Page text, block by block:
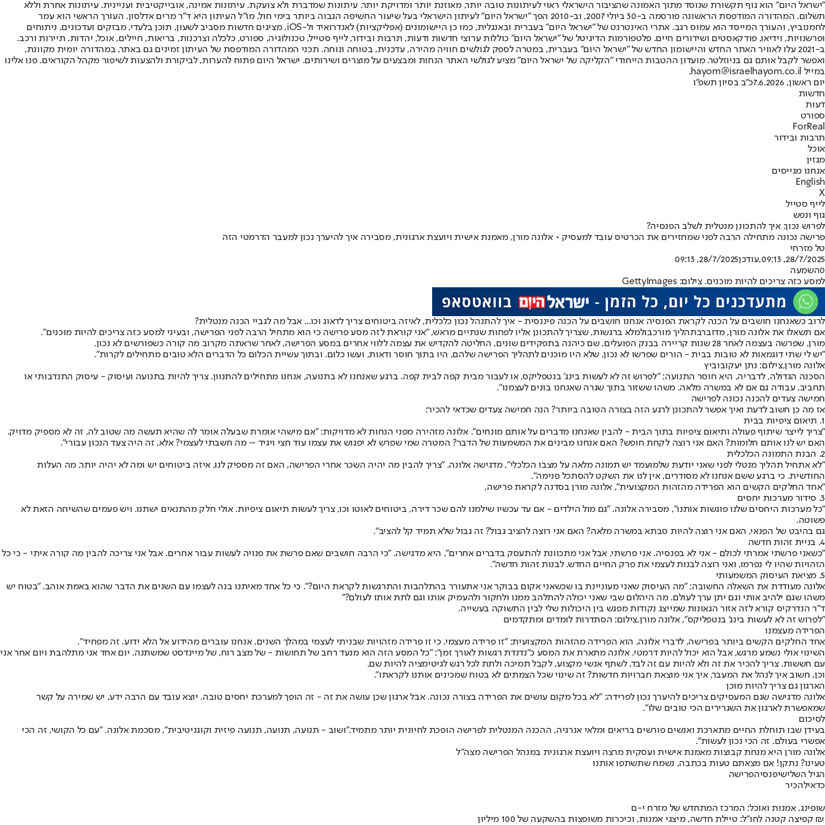
"ישראל היום" הוא גוף תקשורת שנוסד מתוך האמונה שהציבור הישראלי ראוי לעיתונות טובה יותר, מאוזנת יותר ומדויקת יותר. עיתונות שמדברת ולא צועקת. עיתונות אמינה, אובייקטיבית ועניינית. עיתונות אחרת וללא
תשלום. המהדורה המודפסת הראשונה פורסמה ב-30 ביולי 2007, וב-2010 הפך "ישראל היום" לעיתון הישראלי בעל שיעור החשיפה הגבוה ביותר בימי חול. מו"ל העיתון היא ד"ר מרים אדלסון. העורך הראשי הוא עמר
לחמנוביץ, והעורך המייסד הוא עמוס רגב. אתרי האינטרנט של "ישראל היום" בעברית ובאנגלית, כמו כן היישומונים (אפליקציות) לאנדרואיד ול-iOS, מציגים חדשות מסביב לשעון, תוכן בלעדי, מבזקים ועדכונים, ניתוחים
ופרשנויות, וידיאו, פודקאסטים ושידורים חיים. פלטפורמות הדיגיטל של "ישראל היום" כוללות ערוצי חדשות ודעות, תרבות ובידור, לייף סטייל, טכנולוגיה, ספורט, כלכלה וצרכנות, בריאות, חיילים, אוכל, יהדות, תיירות ורכב.
ב-2021 עלו לאוויר האתר החדש והיישומון החדש של "ישראל היום" בעברית, במטרה לספק לגולשים חוויה מהירה, עדכנית, בטוחה ונוחה. תכני המהדורה המודפסת של העיתון זמינים גם באתר, במהדורה יומית מקוונת,
ואפשר לקבל אותם גם בניוזלטר. מועדון ההטבות הייחודי "הקליקה של ישראל היום" מציע לגולשי האתר הנחות ומבצעים על מוצרים ושירותים. ישראל היום פתוח להערות, לביקורת ולהצעות לשיפור מקהל הקוראים. פנו אלינו
במייל hayom@israelhayom.co.il.
יום ראשון, 7.6.2026
כ"ב בסיון תשפ"ו
חדשות
דעות
ספורט
ForReal
תרבות ובידור
אוכל
מגזין
אנחנו מגייסים
English
X
לייף סטייל
גוף ונפש
לפרוש נכון: איך להתכונן מנטלית לשלב הפנסיה?
פרישה נכונה מתחילה הרבה לפני שמחזירים את הכרטיס עובד למעסיק • אלונה מורן, מאמנת אישית ויועצת ארגונית, מסבירה איך להיערך נכון למעבר הדרמטי הזה
טל מזרחי
28/7/2025, 09:13
,עודכן28/7/2025, 09:13
0השמעה
למסע כזה צריכים להיות מוכנים. צילום: GettyImages
לרוב כשאנחנו חושבים על הכנה לקראת הפנסיה אנחנו חושבים על הכנה פיננסית - איך להתנהל נכון כלכלית, לאיזה ביטוחים צריך לדאוג וכו... אבל מה לגביי הכנה מנטלית?
אם תשאלו את אלונה מורן, מדוברבתהליך מורכבולמלא ברגשות, שצריך להתכונן אליו לפחות שנתיים מראש, "אני קוראת לזה מסע פרישה כי הוא מתחיל הרבה לפני הפרישה, ובעיני למסע כזה צריכים להיות מוכנים".
מורן, שפרשה בעצמה לאחר 28 שנות קריירה בבנק הפועלים, שם כיהנה בתפקידים שונים, החליטה להקדיש את עצמה ללווי אחרים במסע הפרישה, לאחר שראתה מקרוב מה קורה כשפורשים לא נכון.
"יש לי שתי דוגמאות לא טובות בבית - הורים שפרשו לא נכון, שלא היו מוכנים לתהליך הפרישה שלהם, היו בתוך חוסר ודאות, ועשו כלום. ובתוך עשיית הכלום כל הדברים הלא טובים מתחילים לקרות".
אלונה מורן,צילום: נתן יעקובוביץ
הסכנה הגדולה, לדבריה, היא חוסר התנועה: "לפרוש זה לא לעשות בינג' בנטפליקס, או לעבור מבית קפה לבית קפה. ברגע שאנחנו לא בתנועה, אנחנו מתחילים להתנוון. צריך להיות בתנועה ועיסוק - עיסוק התנדבותי או
תחביב, עבודה גם אם לא במשרה מלאה. משהו ששזור בתוך שגרה שאנחנו בונים לעצמנו".
חמישה צעדים להכנה נכונה לפרישה
אז מה כן חשוב לדעת ואיך אפשר להתכונן לרגע הזה בצורה הטובה ביותר? הנה חמישה צעדים שכדאי להכיר:
1. תיאום ציפיות בבית
"צריך לייצר שיתוף פעולה ותיאום ציפיות בתוך הבית - להבין שאנחנו מדברים על אותם מונחים". אלונה מזהירה מפני הנחות לא מדויקות: "אם מישהי אומרת שבעלה אומר לה שהיא תעשה מה שטוב לה, זה לא מספיק מדויק.
האם יש לנו אותם חלומות? האם אני רוצה לקחת חופש? האם אנחנו מבינים את המשמעות של הדבר? המטרה שמי שפרש לא יפגוש את עצמו עוד חצי ויגיד – מה חשבתי לעצמי? אלא, זה היה צעד הנכון עבורי".
2. הבנת התמונה הכלכלית
"לא אתחיל תהליך מנטלי לפני שאני יודעת שלמועמד יש תמונה מלאה על מצבו הכלכלי", מדגישה אלונה. "צריך להבין מה יהיה השכר אחרי הפרישה, האם זה מספיק לנו, איזה ביטוחים יש ומה לא יהיה יותר, מה העלות
החודשית. כי ברגע ששם אנחנו לא מסודרים, אין לנו את השקט להסתכל פנימה".
"אחד החלקים הקשים הוא הפרידה מהזהות המקצועית", אלונה מורן בסדנה לקראת פרישה,
3. סידור מערכות יחסים
"כל מערכות היחסים שלנו פוגשות אותנו", מסבירה אלונה. "גם מול הילדים - אם עד עכשיו שילמנו להם שכר דירה, ביטוחים לאוטו וכו, צריך לעשות תיאום ציפיות. אולי חלק מהתנאים ישתנו. ויש פעמים שהשיחה הזאת לא
פשוטה.
גם בהיבט של הפנאי, האם אני רוצה להיות סבתא במשרה מלאה? האם אני רוצה להציב גבול? זה גבול שלא תמיד קל להציב".
4. בניית זהות חדשה
"כשאני פרשתי אמרתי לכולם - אני לא בפנסיה. אני פרשתי, אבל אני מתכוונת להתעסק בדברים אחרים", היא מדגישה. "כי הרבה חושבים שאם פרשת את פנויה לעשות עבור אחרים. אבל אני צריכה להבין מה קורה איתי - כי כל
הזהויות שהיו לי נפרמו, ואני רוצה לבנות לעצמי את פרק החיים החדש. לבנות זהות חדשה".
5. מציאת העיסוק המשמעותי
אלונה מעודדת את השאלה החשובה: "מה העיסוק שאני מעוניינת בו שכשאני אקום בבוקר אני אתעורר בהתלהבות והתרגשות לקראת היום?". כי כל אחד מאיתנו בנה לעצמו עם השנים את הדבר שהוא באמת אוהב. "בטוח יש
משהו שגם ילהיב אותי וגם יתן ערך לעולם. מה היהלום שבי שאני יכולה להתלהב ממנו ולחקור ולהעמיק אותו וגם לתת אותו לעולם?"
ד"ר הנדרקיס קורא לזה אזור הגאונות שמייצג נקודות מפגש בין היכולות שלי לבין התשוקה בעשייה.
"לפרוש זה לא לעשות בינג' בנטפליקס", אלונה מורן,צילום: הסתדרות לומדים ומתקדמים
הפרידה מעצמנו
אחד החלקים הקשים ביותר בפרישה, לדברי אלונה, הוא הפרידה מהזהות המקצועית: "זו פרידה מעצמי. כי זו פרידה מזהויות שבניתי לעצמי במהלך השנים. אנחנו עוברים מהידוע אל הלא ידוע. זה מפחיד".
השינוי אולי נשמע מרגש, אבל הוא יכול להיות דרמטי. אלונה מתארת את המסע כ"נדנדת רגשות לאורך זמן": "כל המסע הזה הוא מנעד רחב של תחושות - של מצב רוח, של מיינדסט שמשתנה. יום אחד אני מתלהבת ויום אחר אני
עם חששות. צריך להכיר את זה ולא להיות עם זה לבד, לשתף אנשי מקצוע, לקבל תמיכה ולתת לכל רגש לגיטימציה להיות שם.
וכן, חשוב איך לנהל את המעבר, איך אני מוצאת חברויות חדשות? זה שינוי שכל הצמתים לא בטוח שמכינים אותנו לקראתו".
הארגון גם צריך להיות מוכן
אלונה מדגישה שגם המעסיקים צריכים להיערך נכון לפרידה: "לא בכל מקום עושים את הפרידה בצורה נכונה. אבל ארגון שכן עושה את זה - זה הופך למערכת יחסים טובה. יוצא עובד עם הרבה ידע, יש שמירה על קשר
שמאפשרת לארגון את השגרירים הכי טובים שלו".
לסיכום
בעידן שבו תוחלת החיים מתארכת ואנשים פורשים בריאים ומלאי אנרגיה, ההכנה המנטלית לפרישה הופכת לחיונית יותר מתמיד."ושוב - תנועה, תנועה, תנועה פיזית וקוגניטיבית", מסכמת אלונה. "עם כל הקושי, זה הכי
אפשרי בעולם. זה הכי נכון לעשות".
אלונה מורן היא מנחת קבוצות מאמנת אישית ועסקית מרצה ויועצת ארגונית במנהל הפרישה מצה"ל
טעינו? נתקן! אם מצאתם טעות בכתבה, נשמח שתשתפו אותנו
הגיל השלישיפנסיהפרישה
כדאילהכיר
שופינג, אמנות ואוכל: המרכז המתחדש של מזרח י-ם
קפיצה קטנה לחו"ל: טיילת חדשה, מיצגי אמנות, וכיכרות משופצות בהשקעה של 100 מיליון ₪